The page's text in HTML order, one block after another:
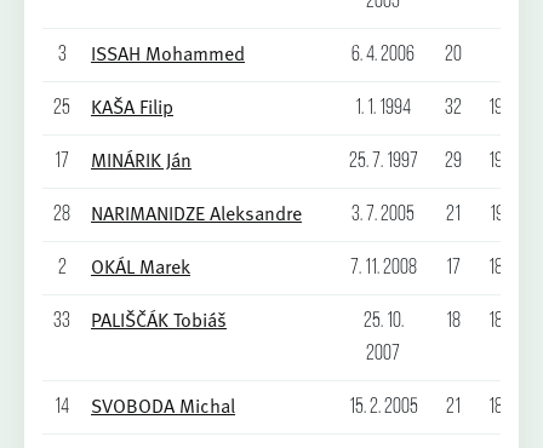
3 ISSAH Mohammed 6. 4. 2006 20
25 KAŠA Filip 1. 1. 1994 32 190
17 MINÁRIK Ján 25. 7. 1997 29 192
28 NARIMANIDZE Aleksandre 3. 7. 2005 21 191
2 OKÁL Marek 7. 11. 2008 17 182
33 PALIŠČÁK Tobiáš
25. 10.
2007
18 184
14 SVOBODA Michal 15. 2. 2005 21 188